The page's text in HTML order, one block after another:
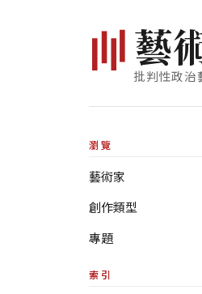
藝
批判性政治
瀏覽
藝術家
創作類型
專題
索引